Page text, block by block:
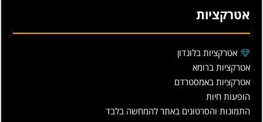
אטרקציות
אטרקציות בלונדון
אטרקציות ברומא
אטרקציות באמסטרדם
הופעות חיות
התמונות והסרטונים באתר להמחשה בלבד